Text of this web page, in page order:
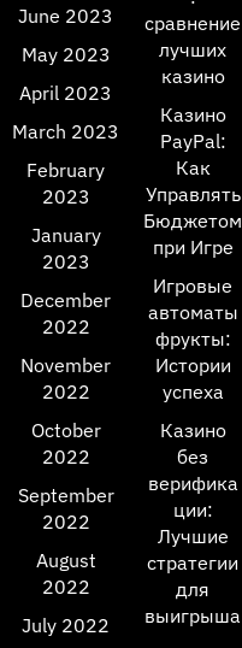
June 2023
May 2023
April 2023
March 2023
February
2023
January
2023
December
2022
November
2022
October
2022
September
2022
August
2022
July 2022
сравнение
лучших
казино
Казино
PayPal:
Как
Управлять
Бюджетом
при Игре
Игровые
автоматы
фрукты:
Истории
успеха
Казино
без
верифика
ции:
Лучшие
стратегии
для
выигрыша